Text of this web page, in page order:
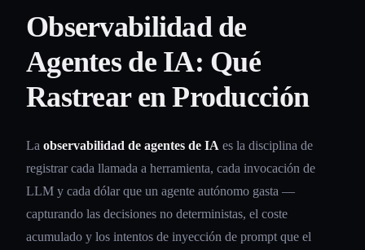
Observabilidad de
Agentes de IA: Qué
Rastrear en Producción
La observabilidad de agentes de IA es la disciplina de
registrar cada llamada a herramienta, cada invocación de
LLM y cada dólar que un agente autónomo gasta —
capturando las decisiones no deterministas, el coste
acumulado y los intentos de inyección de prompt que el